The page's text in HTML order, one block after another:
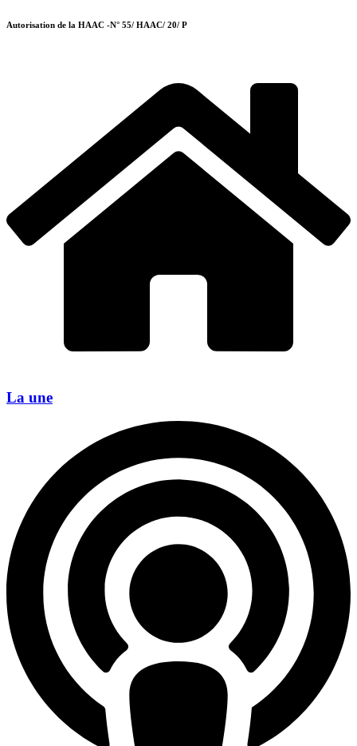
Autorisation de la HAAC -N° 55/ HAAC/ 20/ P
La une